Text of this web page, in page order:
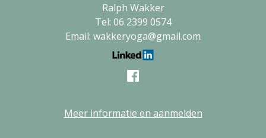
Ralph Wakker
Tel: 06 2399 0574
Email: wakkeryoga@gmail.com
Meer informatie en aanmelden